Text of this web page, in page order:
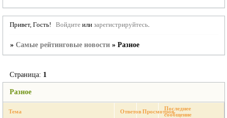
Привет, Гость! Войдитеили зарегистрируйтесь.
» Самые рейтинговые новости » Разное
Разное
Страница: 1
Тема ОтветовПросмотровПоследнее
сообщение